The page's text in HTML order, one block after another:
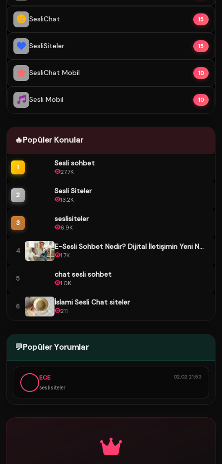
SesliChat 15
SesliSiteler 15
SesliChat Mobil 10
Sesli Mobil 10
🔥Popüler Konular
1 Sesli sohbet
27.7K
2 Sesli Siteler
13.2K
3 seslisiteler
6.9K
4 E-Sesli Sohbet Nedir? Dijital İletişimin Yeni N...
1.7K
5 chat sesli sohbet
1.0K
6 İslami Sesli Chat siteler
211
💬Popüler Yorumlar
ECE
seslisiteler
02.02 21:53